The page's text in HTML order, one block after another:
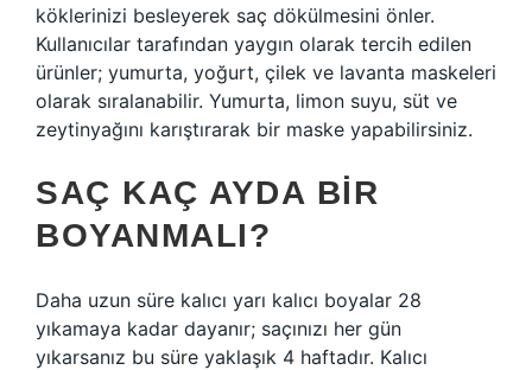
köklerinizi besleyerek saç dökülmesini önler.
Kullanıcılar tarafından yaygın olarak tercih edilen
ürünler; yumurta, yoğurt, çilek ve lavanta maskeleri
olarak sıralanabilir. Yumurta, limon suyu, süt ve
zeytinyağını karıştırarak bir maske yapabilirsiniz.
SAÇ KAÇ AYDA BIR
BOYANMALI?
Daha uzun süre kalıcı yarı kalıcı boyalar 28
yıkamaya kadar dayanır; saçınızı her gün
yıkarsanız bu süre yaklaşık 4 haftadır. Kalıcı